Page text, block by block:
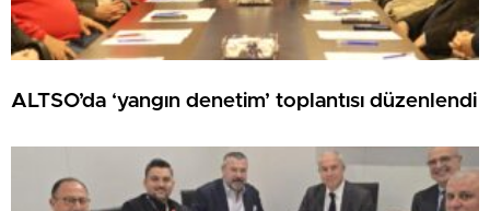
ALTSO’da ‘yangın denetim’ toplantısı düzenlendi